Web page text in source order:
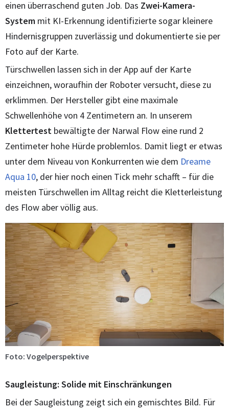
einen überraschend guten Job. Das Zwei-Kamera-
System mit KI-Erkennung identifizierte sogar kleinere
Hindernisgruppen zuverlässig und dokumentierte sie per
Foto auf der Karte.
Türschwellen lassen sich in der App auf der Karte
einzeichnen, woraufhin der Roboter versucht, diese zu
erklimmen. Der Hersteller gibt eine maximale
Schwellenhöhe von 4 Zentimetern an. In unserem
Klettertest bewältigte der Narwal Flow eine rund 2
Zentimeter hohe Hürde problemlos. Damit liegt er etwas
unter dem Niveau von Konkurrenten wie dem Dreame
Aqua 10, der hier noch einen Tick mehr schafft – für die
meisten Türschwellen im Alltag reicht die Kletterleistung
des Flow aber völlig aus.
Foto: Vogelperspektive
Saugleistung: Solide mit Einschränkungen
Bei der Saugleistung zeigt sich ein gemischtes Bild. Für